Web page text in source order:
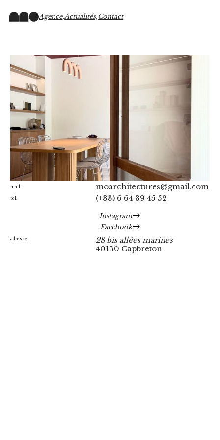
Agence,Actualités,Contact
mail. moarchitectures@gmail.com
tel. (+33) 6 64 39 45 52
adresse.
28 bis allées marines
40130 Capbreton
Instagram
Facebook